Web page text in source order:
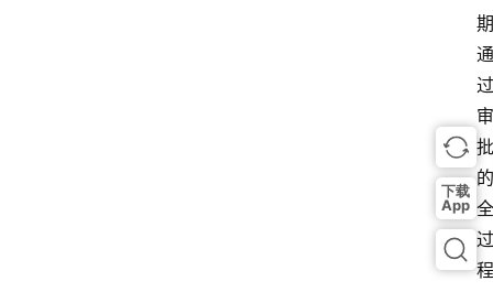
期
通
过
审
批
的
全
过
程
下载
App